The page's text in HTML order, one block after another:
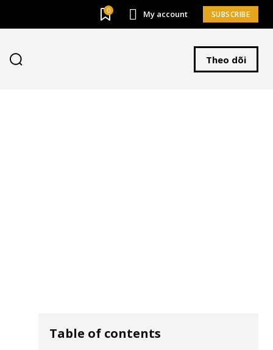
0 My account SUBSCRIBE
Theo dõi
Table of contents